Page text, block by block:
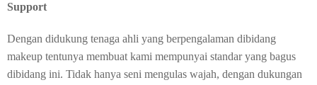
Support
Dengan didukung tenaga ahli yang berpengalaman dibidang
makeup tentunya membuat kami mempunyai standar yang bagus
dibidang ini. Tidak hanya seni mengulas wajah, dengan dukungan